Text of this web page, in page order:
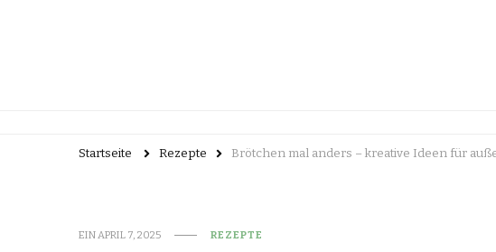
Startseite Rezepte Brötchen mal anders – kreative Ideen für
EIN APRIL 7, 2025 REZEPTE